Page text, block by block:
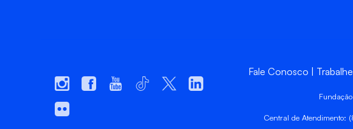
Fale Conosco
Central de